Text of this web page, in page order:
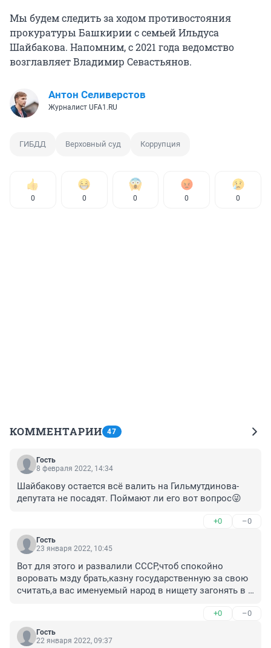
Мы будем следить за ходом противостояния
прокуратуры Башкирии с семьей Ильдуса
Шайбакова. Напомним, с 2021 года ведомство
возглавляет Владимир Севастьянов.
Антон Селиверстов
Журналист UFA1.RU
ГИБДД Верховный суд Коррупция
0 0 0 0 0
КОММЕНТАРИИ 47
Гость
8 февраля 2022, 14:34
Шайбакову остается всё валить на Гильмутдинова-
депутата не посадят. Поймают ли его вот вопрос😜
+0 –0
Гость
23 января 2022, 10:45
Вот для этого и развалили СССР,чтоб спокойно
воровать мзду брать,казну государственную за свою
считать,а вас именуемый народ в нищету загонять в
+0 –0
Гость
22 января 2022, 09:37